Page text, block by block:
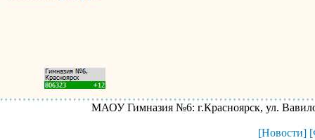
МАОУ Гимназия №6: г.Красноярск, ул.
[Новости]